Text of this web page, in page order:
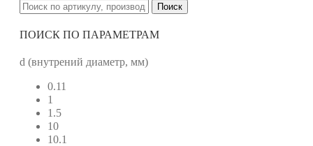
Поиск
ПОИСК ПО ПАРАМЕТРАМ
d (внутрений диаметр, мм)
0.11
1
1.5
10
10.1